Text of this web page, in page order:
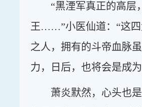
“黑湮军真正的高层
王……”小医仙道：“这四
之人，拥有的斗帝血脉
力，日后，也将会是成
萧炎默然，心头也